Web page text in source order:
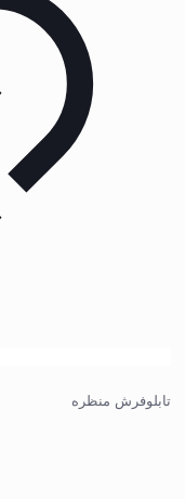
تابلوفرش منظره